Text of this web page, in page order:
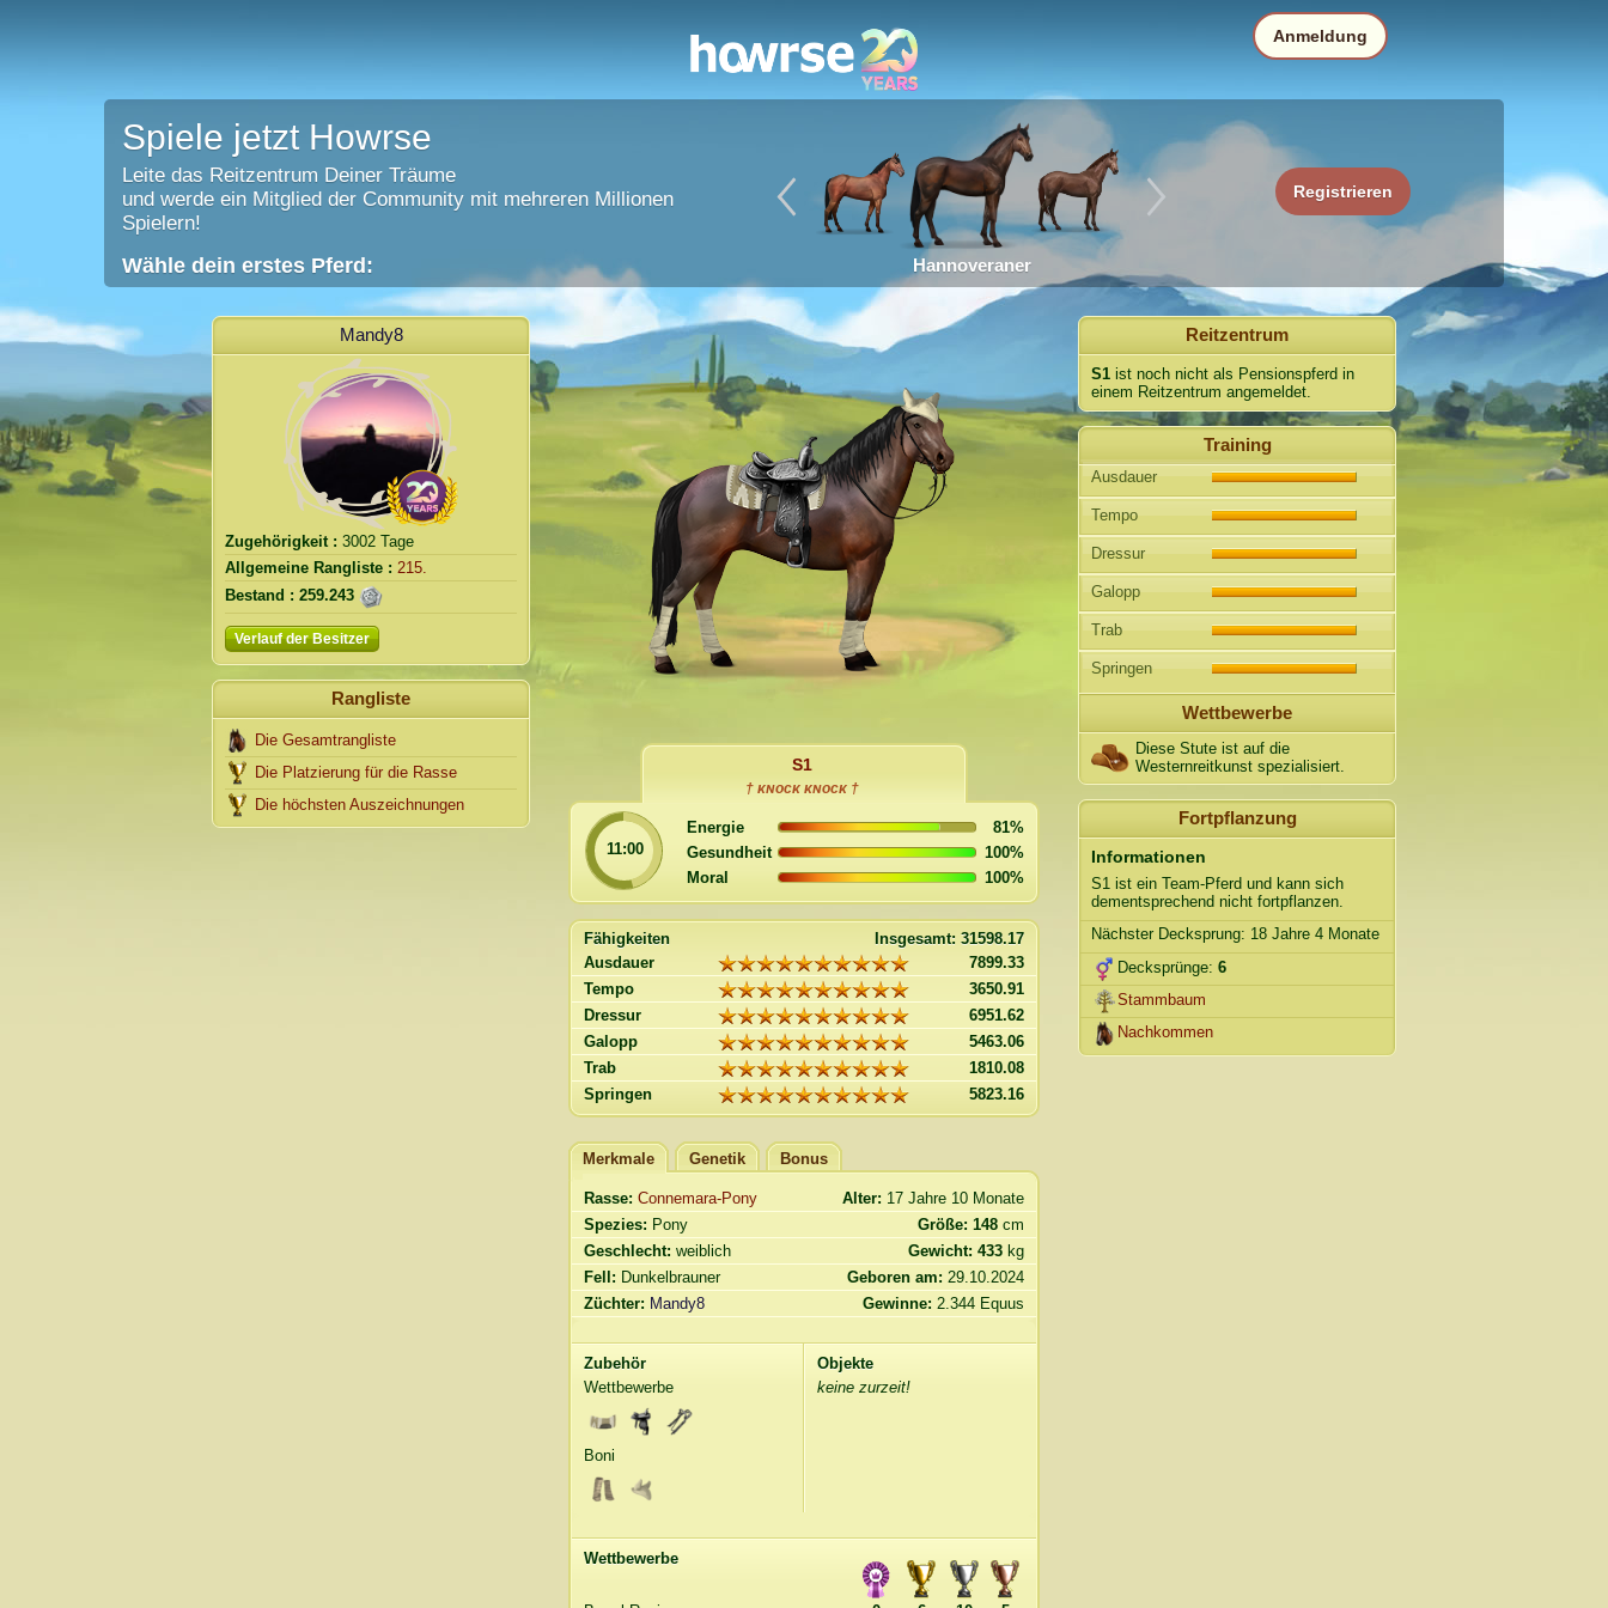
Spiele jetzt Howrse
Leite das Reitzentrum Deiner Träume
und werde ein Mitglied der Community mit mehreren Millionen
Spielern!
Wähle dein erstes Pferd: Hannoveraner
Registrieren
Anmeldung
Mandy8
Zugehörigkeit : 3002 Tage
Allgemeine Rangliste : 215.
Bestand : 259.243
Verlauf der Besitzer
Rangliste
Die Gesamtrangliste
Die Platzierung für die Rasse
Die höchsten Auszeichnungen
S1
† ᴋɴᴏᴄᴋ ᴋɴᴏᴄᴋ †
11:00
Energie 81%
Gesundheit
100%
Moral
100%
Fähigkeiten Insgesamt: 31598.17
Ausdauer
7899.33
Tempo
3650.91
Dressur
6951.62
Galopp
5463.06
Trab
1810.08
Springen
5823.16
Merkmale Genetik Bonus
Rasse: Connemara-Pony Alter: 17 Jahre 10 Monate
Spezies: Pony Größe: 148 cm
Geschlecht: weiblich Gewicht: 433 kg
Fell: Dunkelbrauner Geboren am: 29.10.2024
Züchter: Mandy8 Gewinne: 2.344 Equus
Zubehör
Wettbewerbe
Boni
Objekte
keine zurzeit!
Wettbewerbe
Reitzentrum
S1 ist noch nicht als Pensionspferd in
einem Reitzentrum angemeldet.
Training
Ausdauer
Tempo
Dressur
Galopp
Trab
Springen
Wettbewerbe
Diese Stute ist auf die
Westernreitkunst spezialisiert.
Fortpflanzung
Informationen
S1 ist ein Team-Pferd und kann sich
dementsprechend nicht fortpflanzen.
Nächster Decksprung: 18 Jahre 4 Monate
Decksprünge: 6
Stammbaum
Nachkommen